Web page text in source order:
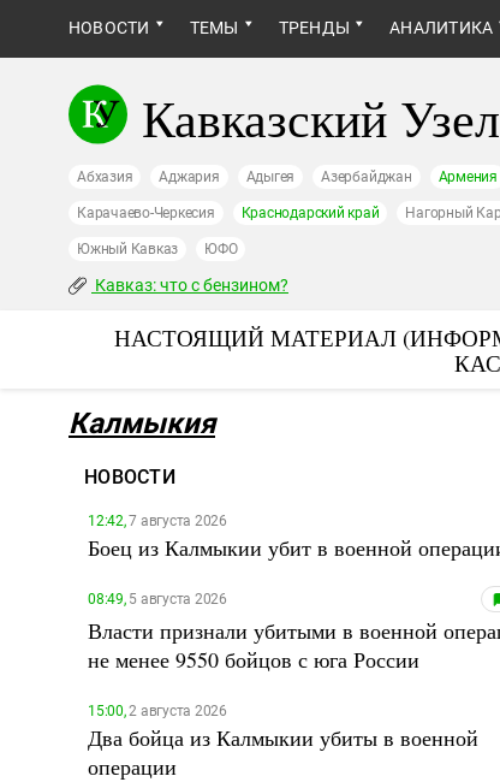
НОВОСТИ ТЕМЫ ТРЕНДЫ АНАЛИТИКА
Кавказский Узел
Абхазия Аджария Адыгея Азербайджан Армения
Карачаево-Черкесия Краснодарский край Нагорный
Южный Кавказ ЮФО
Кавказ: что с бензином?
НАСТОЯЩИЙ МАТЕРИАЛ
Калмыкия
НОВОСТИ
12:42,7 августа 2026
Боец из Калмыкии убит в военной
08:49,5 августа 2026
Власти признали убитыми в военной
не менее 9550 бойцов с юга России
15:00,2 августа 2026
Два бойца из Калмыкии убиты в военной
операции